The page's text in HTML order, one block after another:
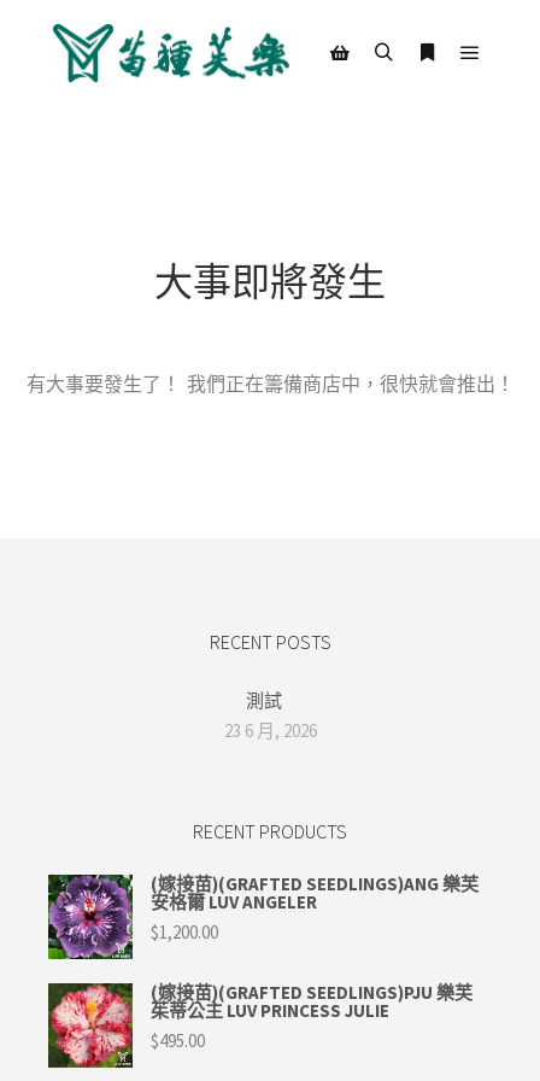
大事即將發生
有大事要發生了！ 我們正在籌備商店中，很快就會推出！
RECENT POSTS
測試
23 6 月, 2026
RECENT PRODUCTS
(嫁接苗)(GRAFTED SEEDLINGS)ANG 樂芙
安格爾 LUV ANGELER
$1,200.00
(嫁接苗)(GRAFTED SEEDLINGS)PJU 樂芙
茱蒂公主 LUV PRINCESS JULIE
$495.00